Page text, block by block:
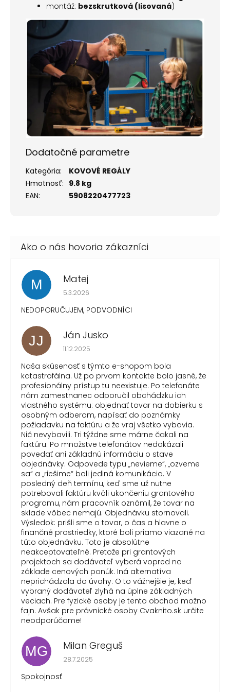
montáž: bezskrutková (lisovaná)
Dodatočné parametre
Kategória:
KOVOVÉ REGÁLY
Hmotnosť: 9.8 kg
EAN: 5908220477723
M Matej
Hodnotenie obchodu je 1 z 5 hviezdičiek.
5.3.2026
NEDOPORUČUJEM, PODVODNÍCI
JJ Ján Jusko
Hodnotenie obchodu je 1 z 5 hviezdičiek.
11.12.2025
Naša skúsenosť s týmto e-shopom bola
katastrofálna. Už po prvom kontakte bolo jasné, že
profesionálny prístup tu neexistuje. Po telefonáte
nám zamestnanec odporučil obchádzku ich
vlastného systému: objednať tovar na dobierku s
osobným odberom, napísať do poznámky
požiadavku na faktúru a že vraj všetko vybavia.
Nič nevybavili. Tri týždne sme márne čakali na
faktúru. Po množstve telefonátov nedokázali
povedať ani základnú informáciu o stave
objednávky. Odpovede typu „nevieme“, „ozveme
sa“ a „riešime“ boli jediná komunikácia. V
posledný deň termínu, keď sme už nutne
potrebovali faktúru kvôli ukončeniu grantového
programu, nám pracovník oznámil, že tovar na
sklade vôbec nemajú. Objednávku stornovali.
Výsledok: prišli sme o tovar, o čas a hlavne o
finančné prostriedky, ktoré boli priamo viazané na
túto objednávku. Toto je absolútne
neakceptovateľné. Pretože pri grantových
projektoch sa dodávateľ vyberá vopred na
základe cenových ponúk. Iná alternatíva
neprichádzala do úvahy. O to vážnejšie je, keď
vybraný dodávateľ zlyhá na úplne základných
veciach. Pre fyzické osoby je tento obchod možno
fajn. Avšak pre právnické osoby Cvaknito.sk určite
neodporúčame!
MG Milan Greguš
Hodnotenie obchodu je 5 z 5 hviezdičiek.
28.7.2025
Spokojnosť